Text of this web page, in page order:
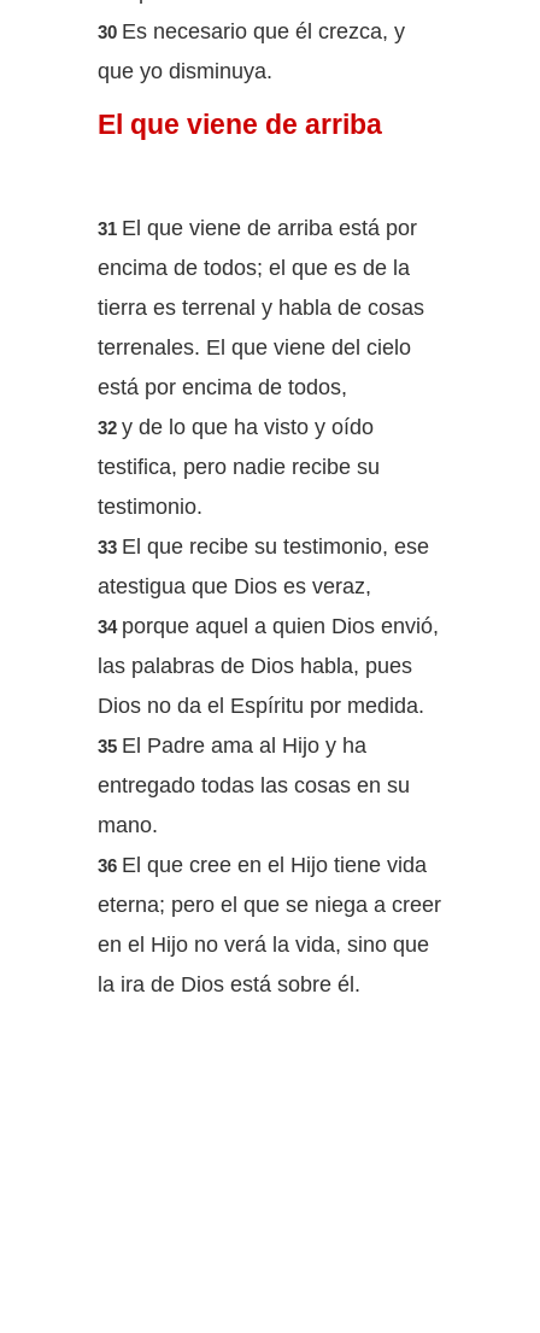
30 Es necesario que él crezca, y
que yo disminuya.
El que viene de arriba
31 El que viene de arriba está por
encima de todos; el que es de la
tierra es terrenal y habla de cosas
terrenales. El que viene del cielo
está por encima de todos,
32 y de lo que ha visto y oído
testifica, pero nadie recibe su
testimonio.
33 El que recibe su testimonio, ese
atestigua que Dios es veraz,
34 porque aquel a quien Dios envió,
las palabras de Dios habla, pues
Dios no da el Espíritu por medida.
35 El Padre ama al Hijo y ha
entregado todas las cosas en su
mano.
36 El que cree en el Hijo tiene vida
eterna; pero el que se niega a creer
en el Hijo no verá la vida, sino que
la ira de Dios está sobre él.